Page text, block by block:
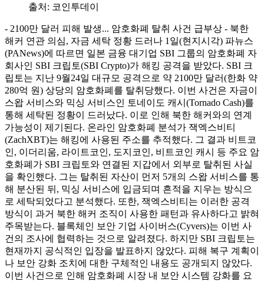
출처: 코인투데이
- 2100만 달러 피해 발생... 암호화폐 탈취 사건 급부상 - 북한
해커 연관 의심, 자금 세탁 정황 드러나 1일(현지시각) 파뉴스
(PANews)에 따르면 일본 금융 대기업 SBI 그룹의 암호화폐 자
회사인 SBI 크립토(SBI Crypto)가 해킹 공격을 받았다. SBI 크
립토는 지난 9월24일 대규모 공격으로 약 2100만 달러(한화 약
280억 원) 상당의 암호화폐를 탈취당했다. 이번 사건은 자금이
스왑 서비스와 믹싱 서비스인 토네이도 캐시(Tornado Cash)를
통해 세탁된 정황이 드러났다. 이로 인해 북한 해커와의 연계
가능성이 제기된다. 온라인 암호화폐 분석가 잭엑스비티
(ZachXBT)는 해킹에 사용된 주소를 추적했다. 그 결과 비트코
인, 이더리움, 라이트코인, 도지코인, 비트코인 캐시 등 주요 암
호화폐가 SBI 크립토와 연결된 지갑에서 외부로 탈취된 사실
을 확인했다. 그는 탈취된 자산이 먼저 5개의 스왑 서비스를 통
해 분산된 뒤, 믹싱 서비스에 입금되며 흔적을 지우는 방식으
로 세탁되었다고 분석했다. 또한, 잭엑스비티는 이러한 공격
방식이 과거 북한 해커 조직이 사용한 패턴과 유사하다고 밝혀
주목받는다. 블록체인 보안 기업 사이버스(Cyvers)는 이번 사
건의 조사에 협력하는 것으로 알려졌다. 하지만 SBI 크립토는
현재까지 공식적인 입장을 발표하지 않았다. 피해 복구 계획이
나 보안 강화 조치에 대한 구체적인 내용도 공개되지 않았다.
이번 사건으로 인해 암호화폐 시장 내 보안 시스템 강화를 요